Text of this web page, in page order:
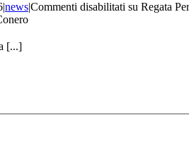
|news|Commenti disabilitati su Regata
[...]